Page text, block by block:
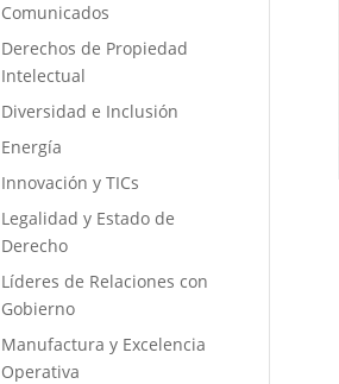
Comunicados
Derechos de Propiedad
Intelectual
Diversidad e Inclusión
Energía
Innovación y TICs
Legalidad y Estado de
Derecho
Líderes de Relaciones con
Gobierno
Manufactura y Excelencia
Operativa